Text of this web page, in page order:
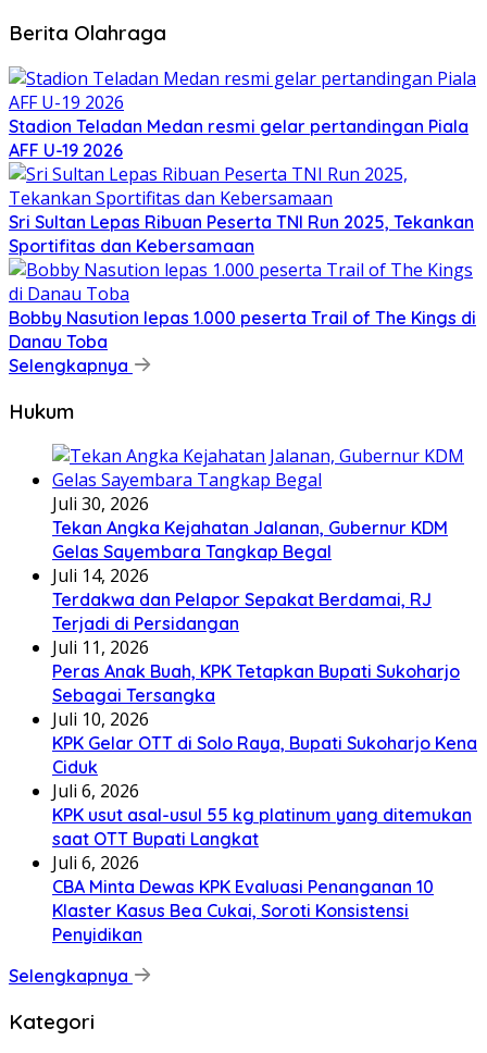
Berita Olahraga
Stadion Teladan Medan resmi gelar pertandingan Piala
AFF U-19 2026
Sri Sultan Lepas Ribuan Peserta TNI Run 2025, Tekankan
Sportifitas dan Kebersamaan
Bobby Nasution lepas 1.000 peserta Trail of The Kings di
Danau Toba
Selengkapnya
Hukum
Juli 30, 2026
Tekan Angka Kejahatan Jalanan, Gubernur KDM
Gelas Sayembara Tangkap Begal
Juli 14, 2026
Terdakwa dan Pelapor Sepakat Berdamai, RJ
Terjadi di Persidangan
Juli 11, 2026
Peras Anak Buah, KPK Tetapkan Bupati Sukoharjo
Sebagai Tersangka
Juli 10, 2026
KPK Gelar OTT di Solo Raya, Bupati Sukoharjo Kena
Ciduk
Juli 6, 2026
KPK usut asal-usul 55 kg platinum yang ditemukan
saat OTT Bupati Langkat
Juli 6, 2026
CBA Minta Dewas KPK Evaluasi Penanganan 10
Klaster Kasus Bea Cukai, Soroti Konsistensi
Penyidikan
Selengkapnya
Kategori